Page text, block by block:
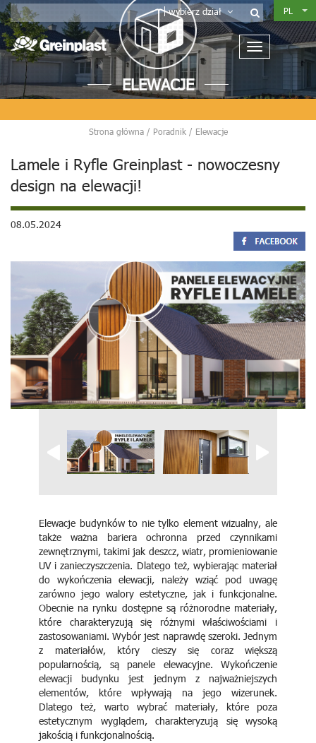
wybierz dział PL
ELEWACJE
Strona główna/ Poradnik/ Elewacje
Lamele i Ryfle Greinplast - nowoczesny
design na elewacji!
08.05.2024
Elewacje budynków to nie tylko element wizualny, ale
także ważna bariera ochronna przed czynnikami
zewnętrznymi, takimi jak deszcz, wiatr, promieniowanie
UV i zanieczyszczenia. Dlatego też, wybierając materiał
do wykończenia elewacji, należy wziąć pod uwagę
zarówno jego walory estetyczne, jak i funkcjonalne.
Obecnie na rynku dostępne są różnorodne materiały,
które charakteryzują się różnymi właściwościami i
zastosowaniami. Wybór jest naprawdę szeroki. Jednym
z materiałów, który cieszy się coraz większą
popularnością, są panele elewacyjne. Wykończenie
elewacji budynku jest jednym z najważniejszych
elementów, które wpływają na jego wizerunek.
Dlatego też, warto wybrać materiały, które poza
estetycznym wyglądem, charakteryzują się wysoką
jakością i funkcjonalnością.